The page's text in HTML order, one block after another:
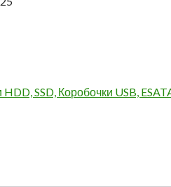
SSD, Коробочки USB,